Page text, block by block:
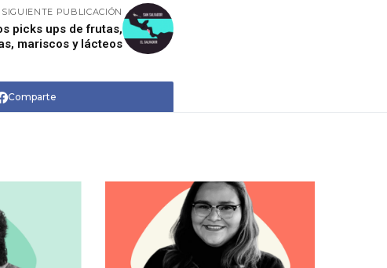
SIGUIENTE PUBLICACIÓN
picks ups de frutas,
mariscos y lácteos
Comparte